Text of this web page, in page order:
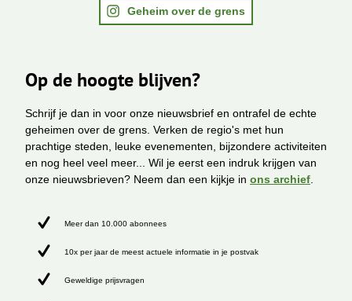
Geheim over de grens
Op de hoogte blijven?
Schrijf je dan in voor onze nieuwsbrief en ontrafel de echte
geheimen over de grens. Verken de regio's met hun
prachtige steden, leuke evenementen, bijzondere activiteiten
en nog heel veel meer... Wil je eerst een indruk krijgen van
onze nieuwsbrieven? Neem dan een kijkje in ons archief
Meer dan 10.000 abonnees
10x per jaar de meest actuele informatie in je postvak
Geweldige prijsvragen